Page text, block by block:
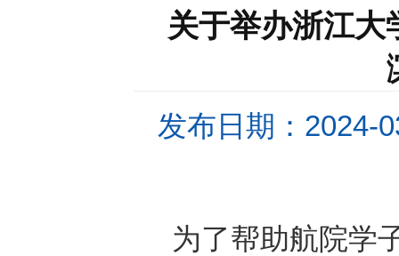
关于举办浙江大
发布日期：2024-
为了帮助航院学